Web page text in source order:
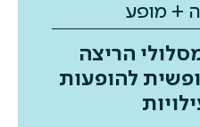
+ מופע
הריצה
להופעות